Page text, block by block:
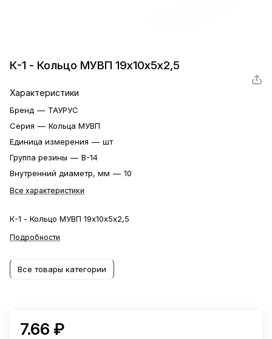
К-1 - Кольцо МУВП 19х10х5х2,5
Характеристики
Бренд — ТАУРУС
Серия — Кольца МУВП
Единица измерения — шт
Группа резины — В-14
Внутренний диаметр, мм — 10
Все характеристики
К-1 - Кольцо МУВП 19х10х5х2,5
Подробности
Все товары категории
7.66 ₽